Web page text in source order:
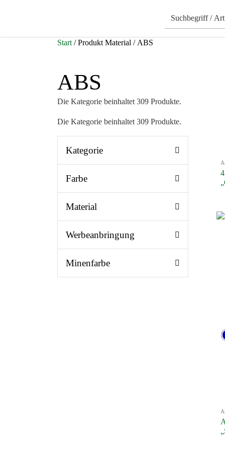
Start / Produkt Material / ABS
ABS
Die Kategorie beinhaltet 309 Produkte.
Die Kategorie beinhaltet 309 Produkte.
Kategorie
Farbe
Material
Werbeanbringung
Minenfarbe